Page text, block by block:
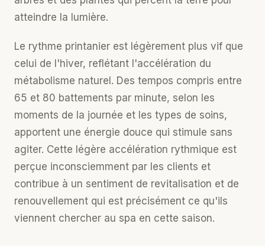
atteindre la lumière.
Le rythme printanier est légèrement plus vif que
celui de l'hiver, reflétant l'accélération du
métabolisme naturel. Des tempos compris entre
65 et 80 battements par minute, selon les
moments de la journée et les types de soins,
apportent une énergie douce qui stimule sans
agiter. Cette légère accélération rythmique est
perçue inconsciemment par les clients et
contribue à un sentiment de revitalisation et de
renouvellement qui est précisément ce qu'ils
viennent chercher au spa en cette saison.